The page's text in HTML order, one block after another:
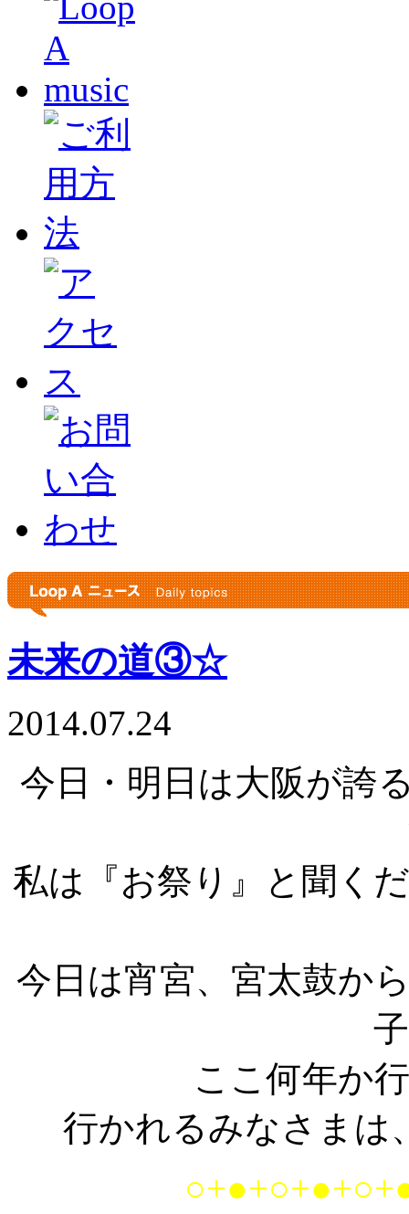
未来の道③☆
2014.07.24
今日・明日は大阪が誇
私は『お祭り』と聞く
今日は宵宮、宮太鼓か
ここ何年か
行かれるみなさまは